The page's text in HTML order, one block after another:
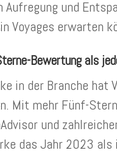
und
Voyages erwarten
Bewertung als
in der Branche hat
Mit mehr Fünf-
und
das Jahr 2023